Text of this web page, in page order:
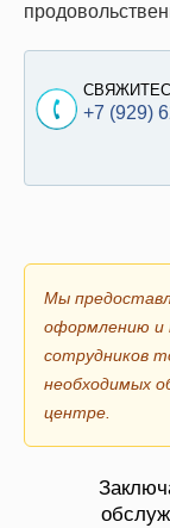
+7 (929)
Мы
оформлению и
сотрудников
необходимых
центре.